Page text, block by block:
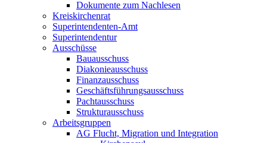
Dokumente zum Nachlesen
Kreiskirchenrat
Superintendenten-Amt
Superintendentur
Ausschüsse
Bauausschuss
Diakonieausschuss
Finanzausschuss
Geschäftsführungsausschuss
Pachtausschuss
Strukturausschuss
Arbeitsgruppen
AG Flucht, Migration und Integration